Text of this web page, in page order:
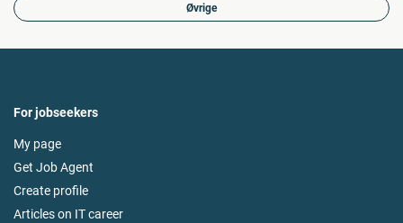
Øvrige
For jobseekers
My page
Get Job Agent
Create profile
Articles on IT career